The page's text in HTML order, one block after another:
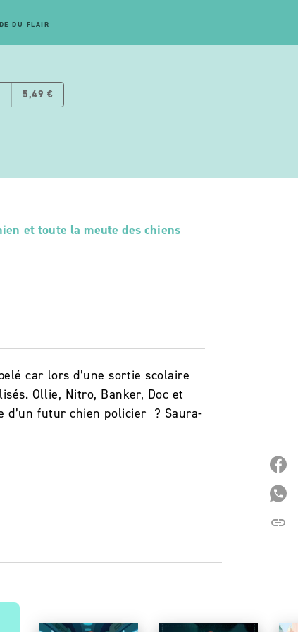
DU FLAIR
5,49 €
et toute la meute des chiens
car lors d’une sortie scolaire
Ollie, Nitro, Banker, Doc et
d’un futur chien policier ? Saura-
link